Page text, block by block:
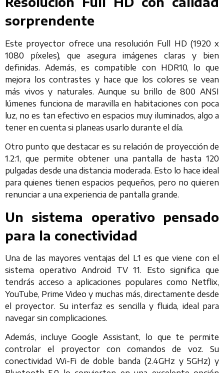
sorprendente
Este proyector ofrece una resolución Full HD (1920 x
1080 píxeles), que asegura imágenes claras y bien
definidas. Además, es compatible con HDR10, lo que
mejora los contrastes y hace que los colores se vean
más vivos y naturales. Aunque su brillo de 800 ANSI
lúmenes funciona de maravilla en habitaciones con poca
luz, no es tan efectivo en espacios muy iluminados, algo a
tener en cuenta si planeas usarlo durante el día.
Otro punto que destacar es su relación de proyección de
1.2:1, que permite obtener una pantalla de hasta 120
pulgadas desde una distancia moderada. Esto lo hace ideal
para quienes tienen espacios pequeños, pero no quieren
renunciar a una experiencia de pantalla grande.
Un sistema operativo pensado
para la conectividad
Una de las mayores ventajas del L1 es que viene con el
sistema operativo Android TV 11. Esto significa que
tendrás acceso a aplicaciones populares como Netflix,
YouTube, Prime Video y muchas más, directamente desde
el proyector. Su interfaz es sencilla y fluida, ideal para
navegar sin complicaciones.
Además, incluye Google Assistant, lo que te permite
controlar el proyector con comandos de voz. Su
conectividad Wi-Fi de doble banda (2.4GHz y 5GHz) y